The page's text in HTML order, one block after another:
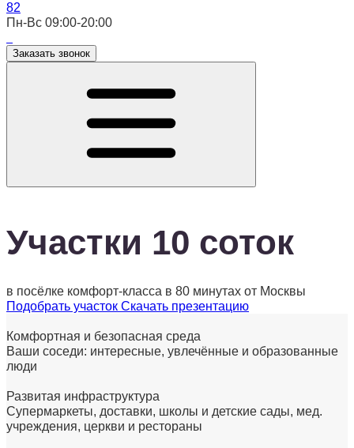
82
Пн-Вс 09:00-20:00
Заказать звонок
Участки 10 соток
в посёлке комфорт-класса в 80 минутах от Москвы
Подобрать участок Скачать презентацию
Комфортная и безопасная среда
Ваши соседи: интересные, увлечённые и образованные
люди
Развитая инфраструктура
Супермаркеты, доставки, школы и детские сады, мед.
учреждения, церкви и рестораны